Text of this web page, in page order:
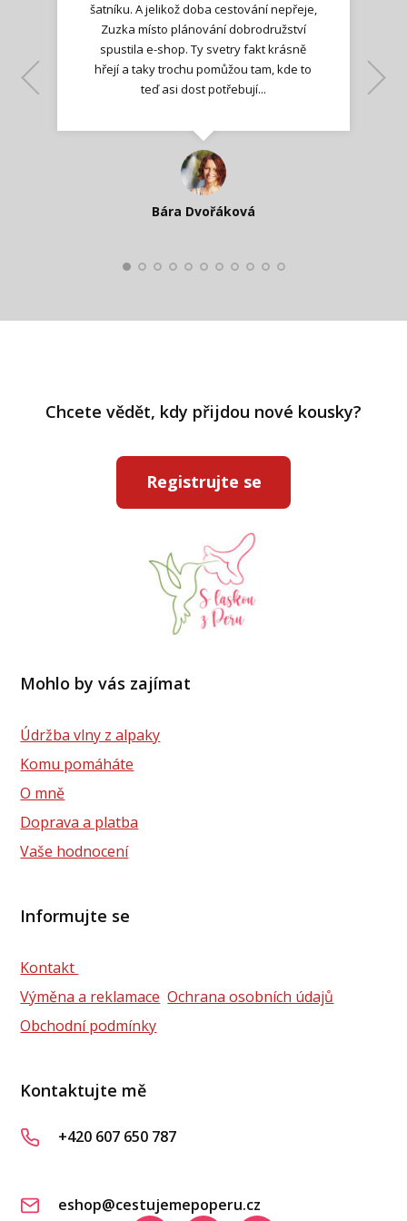
šatníku. A jelikož doba cestování nepřeje,
Zuzka místo plánování dobrodružství
spustila e-shop. Ty svetry fakt krásně
hřejí a taky trochu pomůžou tam, kde to
teď asi dost potřebují...
Bára Dvořáková
Jana T.
Kateřina Veleta Štěpánová
Ilona M.
Lenka K.
Nadšená zpráva
Katka Perháčová
Smolková
Lenka K.
Chcete vědět, kdy přijdou nové kousky?
Registrujte se
Mohlo by vás zajímat
Údržba vlny z alpaky
Komu pomáháte
O mně
Doprava a platba
Vaše hodnocení
Informujte se
Kontakt
Výměna a reklamace Ochrana osobních údajů
Obchodní podmínky
Kontaktujte mě
+420 607 650 787
eshop@cestujemepoperu.cz